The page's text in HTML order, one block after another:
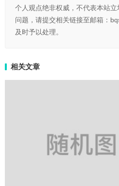
个人观点绝非权威，不代表本站
问题，请提交相关链接至邮箱：
及时予以处理。
相关文章